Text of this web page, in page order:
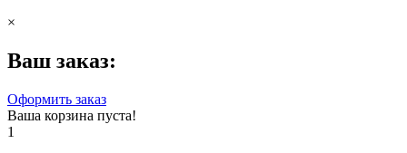
×
Ваш заказ:
Оформить заказ
Ваша корзина пуста!
1